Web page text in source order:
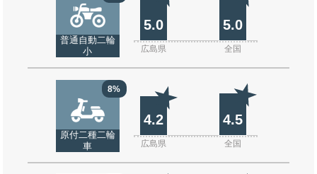
普通自動二輪
小
5.0 5.0
広島県 全国
8%
原付二種二輪
車
4.2 4.5
広島県 全国